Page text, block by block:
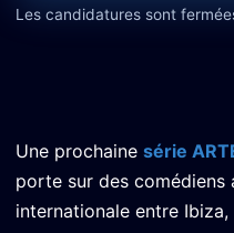
Les candidatures sont
Une prochaine série
porte sur des comédiens
internationale entre Ibiza,